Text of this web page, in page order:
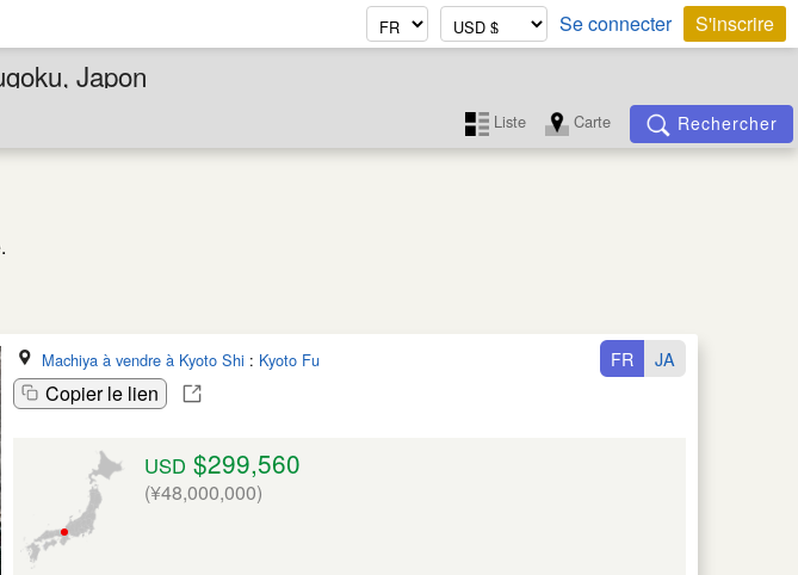
Se connecter S'inscrire
Japon
Liste Carte Rechercher
Machiya à vendre à Kyoto Shi : Kyoto Fu
Copier le lien
FR JA
USD $299,560
(¥48,000,000)